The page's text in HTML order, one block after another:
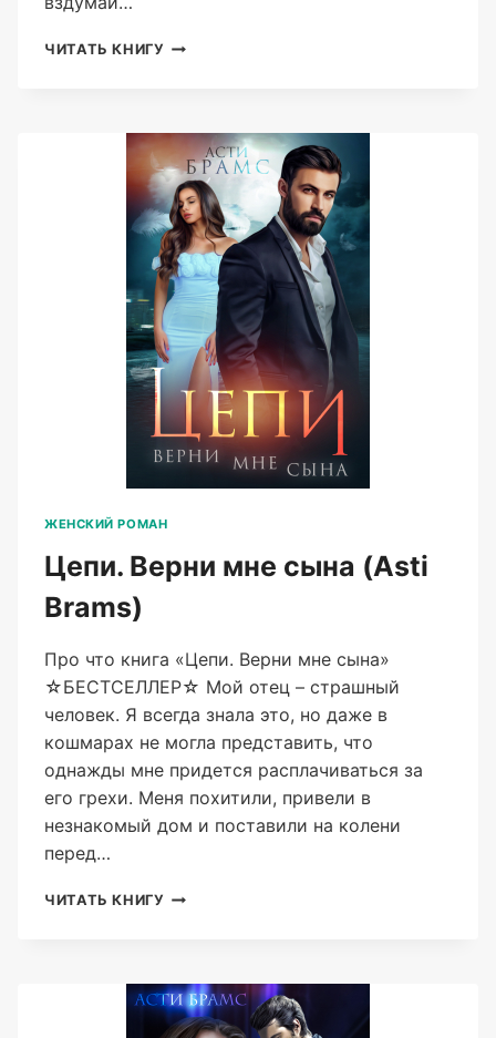
ЧИТАТЬ КНИГУ ПАУК
ЖЕНСКИЙ РОМАН
Цепи. Верни мне сына (Asti
Brams)
Про что книга «Цепи. Верни мне сына»
☆БЕСТСЕЛЛЕР☆ Мой отец – страшный
человек. Я всегда знала это, но даже в
кошмарах не могла представить, что
однажды мне придется расплачиваться за
его грехи. Меня похитили, привели в
незнакомый дом и поставили на колени
перед…
ЧИТАТЬ КНИГУ ЦЕПИ.
(ASTI
BRAMS)